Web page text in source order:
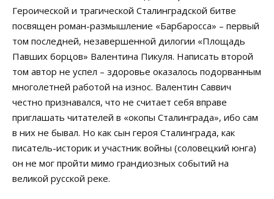
Героической и трагической Сталинградской битве
посвящен роман-размышление «Барбаросса» – первый
том последней, незавершенной дилогии «Площадь
Павших борцов» Валентина Пикуля. Написать второй
том автор не успел – здоровье оказалось подорванным
многолетней работой на износ. Валентин Саввич
честно признавался, что не считает себя вправе
приглашать читателей в «окопы Сталинграда», ибо сам
в них не бывал. Но как сын героя Сталинграда, как
писатель-историк и участник войны (соловецкий юнга)
он не мог пройти мимо грандиозных событий на
великой русской реке.